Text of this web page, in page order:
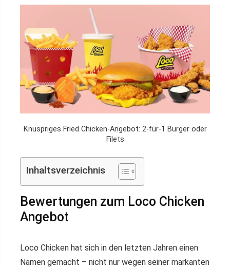
Knuspriges Fried Chicken-Angebot: 2-für-1 Burger oder
Filets
Inhaltsverzeichnis
Bewertungen zum Loco Chicken
Angebot
Loco Chicken hat sich in den letzten Jahren einen
Namen gemacht – nicht nur wegen seiner markanten